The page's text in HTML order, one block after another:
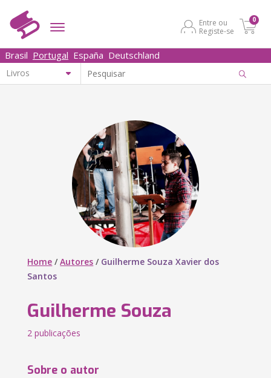
Entre ou
Registe-se
0
Brasil Portugal España Deutschland
Home /Autores / Guilherme Souza Xavier dos
Santos
Guilherme Souza
2 publicações
Sobre o autor